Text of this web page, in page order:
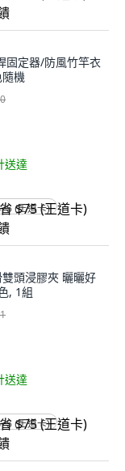
固定器/防風竹竿衣
機
送達
(王道卡)
頭浸膠夾 曬曬好
, 1組
送達
(王道卡)